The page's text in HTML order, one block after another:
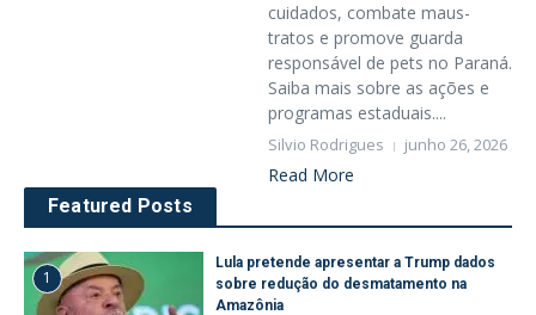
cuidados, combate maus-
tratos e promove guarda
responsável de pets no Paraná.
Saiba mais sobre as ações e
programas estaduais....
Silvio Rodrigues junho 26, 2026
Read More
Featured Posts
1
Lula pretende apresentar a Trump dados
sobre redução do desmatamento na
Amazônia